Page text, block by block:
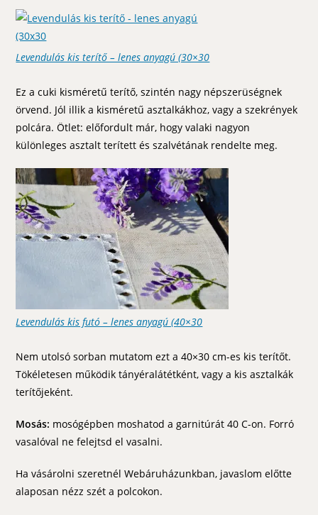
Levendulás kis terítő – lenes anyagú (30×30
Ez a cuki kisméretű terítő, szintén nagy népszerüségnek
örvend. Jól illik a kisméretű asztalkákhoz, vagy a szekrények
polcára. Ötlet: előfordult már, hogy valaki nagyon
különleges asztalt terített és szalvétának rendelte meg.
Levendulás kis futó – lenes anyagú (40×30
Nem utolsó sorban mutatom ezt a 40×30 cm-es kis terítőt.
Tökéletesen működik tányéralátétként, vagy a kis asztalkák
terítőjeként.
Mosás: mosógépben moshatod a garnitúrát 40 C-on. Forró
vasalóval ne felejtsd el vasalni.
Ha vásárolni szeretnél Webáruházunkban, javaslom előtte
alaposan nézz szét a polcokon.